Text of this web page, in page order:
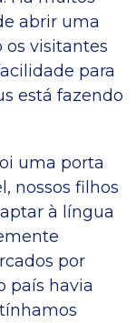
abrir uma
os visitantes
para
está fazendo
uma porta
nossos filhos
à língua
por
país havia